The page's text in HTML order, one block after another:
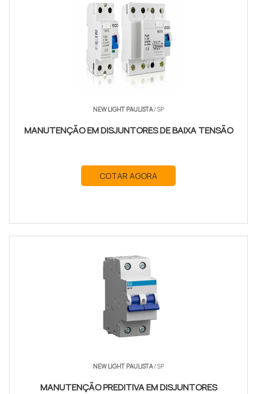
NEW LIGHT PAULISTA/ SP
MANUTENÇÃO EM DISJUNTORES DE BAIXA TENSÃO
COTAR AGORA
NEW LIGHT PAULISTA/ SP
MANUTENÇÃO PREDITIVA EM DISJUNTORES